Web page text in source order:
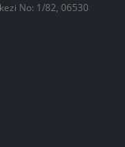
No: 1/82, 06530